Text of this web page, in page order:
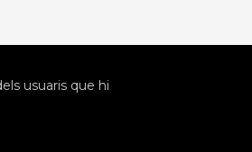
usuaris que hi